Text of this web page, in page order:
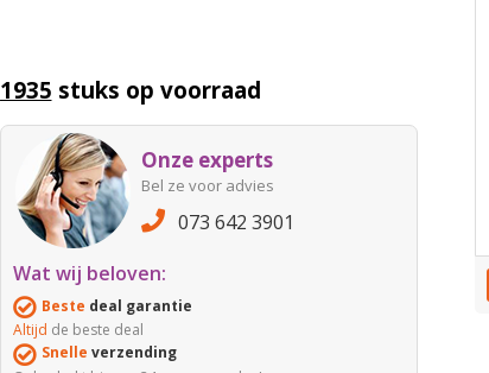
1935 stuks op voorraad
Onze experts
Bel ze voor advies
073 642 3901
Wat wij beloven:
Beste deal garantie
Altijd de beste deal
Snelle verzending